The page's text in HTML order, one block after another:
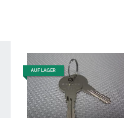
AUF LAGER